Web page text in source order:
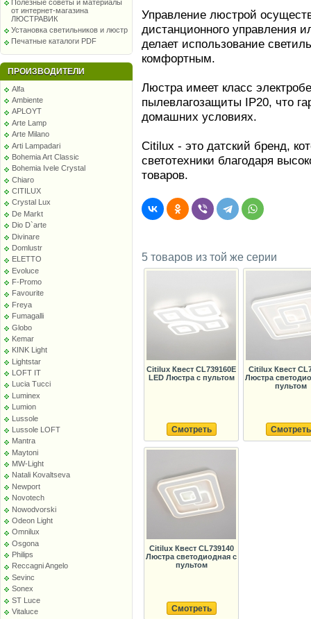
Полезные советы и материалы
от интернет-магазина
ЛЮСТРАВИК
Установка светильников и люстр
Печатные каталоги PDF
ПРОИЗВОДИТЕЛИ
Alfa
Ambiente
APLOYT
Arte Lamp
Arte Milano
Arti Lampadari
Bohemia Art Classic
Bohemia Ivele Crystal
Chiaro
CITILUX
Crystal Lux
De Markt
Dio D`arte
Divinare
Domlustr
ELETTO
Evoluce
F-Promo
Favourite
Freya
Fumagalli
Globo
Kemar
KINK Light
Lightstar
LOFT IT
Lucia Tucci
Luminex
Lumion
Lussole
Lussole LOFT
Mantra
Maytoni
MW-Light
Natali Kovaltseva
Newport
Novotech
Nowodvorski
Odeon Light
Omnilux
Osgona
Philips
Reccagni Angelo
Sevinc
Sonex
ST Luce
Vitaluce
Управление люстрой
дистанционного управления
делает использование
комфортным.
Люстра имеет класс
пылевлагозащиты IP20, что
домашних условиях.
Citilux - это датский бренд,
светотехники благодаря
товаров.
5 товаров из той же серии
Citilux Квест CL739160E
LED Люстра с пультом
Смотреть
Citilux Квест
Люстра
пультом
Смотреть
Citilux Квест CL739140
Люстра светодиодная с
пультом
Смотреть